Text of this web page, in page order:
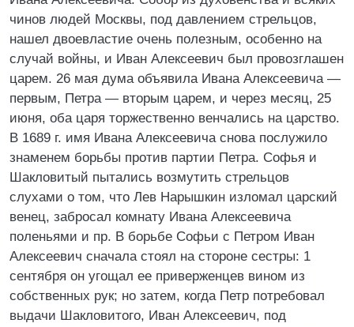
чинов людей Москвы, под давлением стрельцов,
нашел двоевластие очень полезным, особенно на
случай войны, и Иван Алексеевич был провозглашен
царем. 26 мая дума объявила Ивана Алексеевича —
первым, Петра — вторым царем, и через месяц, 25
июня, оба царя торжественно венчались на царство.
В 1689 г. имя Ивана Алексеевича снова послужило
знаменем борьбы против партии Петра. Софья и
Шакловитый пытались возмутить стрельцов
слухами о том, что Лев Нарышкин изломал царский
венец, забросал комнату Ивана Алексеевича
поленьями и пр. В борьбе Софьи с Петром Иван
Алексеевич сначала стоял на стороне сестры: 1
сентября он угощал ее приверженцев вином из
собственных рук; но затем, когда Петр потребовал
выдачи Шакловитого, Иван Алексеевич, под